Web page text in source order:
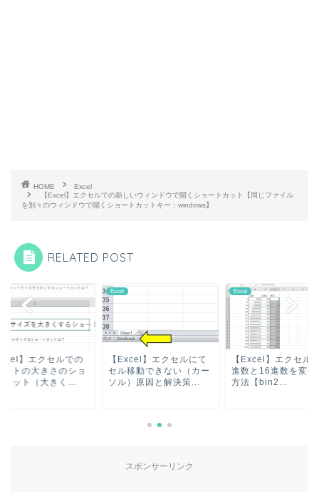
HOME
Excel
【Excel】エクセルでの新しいウィンドウで開くショートカット【同じファイル
を別々のウィンドウで開くショートカットキー：windows】
RELATED POST
】エクセルにて
移動できない（カー
）原因と解決策...
Excel
【Excel】エクセルにて2
進数と16進数を変換する
方法【bin2...
Excel
【Excel】エクセル
フォントの大きさの
ートカット（大きく
スポンサーリンク